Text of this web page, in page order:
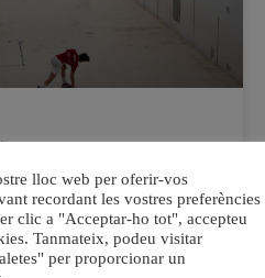
del 14é
Individual de
municipal es convertirà
Les finals reuniran